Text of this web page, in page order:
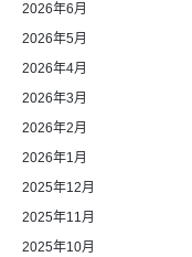
2026年6月
2026年5月
2026年4月
2026年3月
2026年2月
2026年1月
2025年12月
2025年11月
2025年10月